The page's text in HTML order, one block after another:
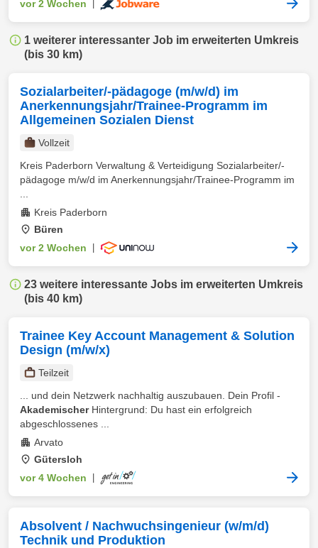
vor 2 Wochen
1 weiterer interessanter Job im erweiterten Umkreis
(bis 30 km)
Sozialarbeiter/-pädagoge (m/w/d) im
Anerkennungsjahr/Trainee-Programm im
Allgemeinen Sozialen Dienst
Vollzeit
Kreis Paderborn Verwaltung & Verteidigung Sozialarbeiter/-
pädagoge m/w/d im Anerkennungsjahr/Trainee-Programm im
Kreis Paderborn
Büren
vor 2 Wochen
23 weitere interessante Jobs im erweiterten Umkreis
(bis 40 km)
Trainee Key Account Management & Solution
Design (m/w/x)
Teilzeit
... und dein Netzwerk nachhaltig auszubauen. Dein Profil -
AkademischerHintergrund: Du hast ein erfolgreich
abgeschlossenes ...
Arvato
Gütersloh
vor 4 Wochen
Absolvent / Nachwuchsingenieur (w/m/d)
Technik und Produktion